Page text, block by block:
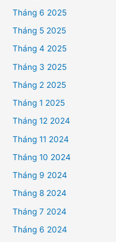
Tháng 6 2025
Tháng 5 2025
Tháng 4 2025
Tháng 3 2025
Tháng 2 2025
Tháng 1 2025
Tháng 12 2024
Tháng 11 2024
Tháng 10 2024
Tháng 9 2024
Tháng 8 2024
Tháng 7 2024
Tháng 6 2024